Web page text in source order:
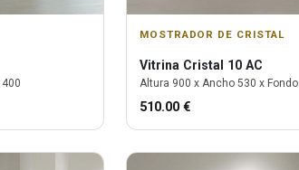
400
MOSTRADOR DE CRISTAL
Vitrina Cristal 10 AC
Altura 900 x Ancho 530 x Fondo
510.00 €